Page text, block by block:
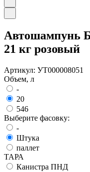
Автошампунь
21 кг розовый
Артикул: УТ000008051
Объем, л
-
20
546
Выберите фасовку:
-
Штука
паллет
ТАРА
Канистра ПНД